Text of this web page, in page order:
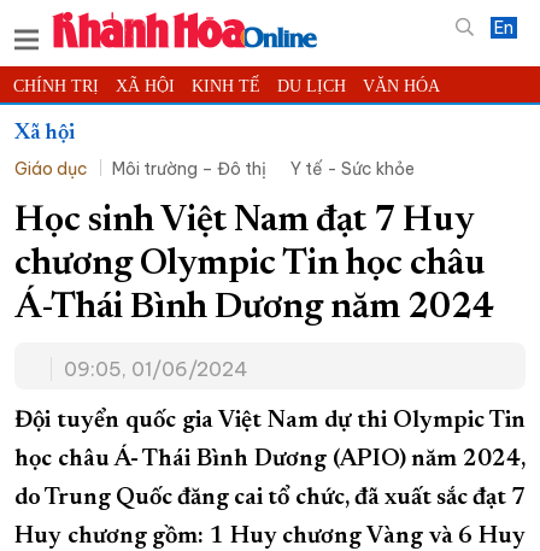
En
CHÍNH TRỊ XÃ HỘI KINH TẾ DU LỊCH VĂN HÓA
THỂ THAO
KHOA HỌC - CÔNG NGHỆ PHÁP LUẬT BẠN ĐỌC
THẾ GIỚI MULTIMEDIA VIDEO ĐỌC BÁO ONLINE
PODCAST THÔNG TIN - QUẢNG CÁO
QUY HOẠCH TỈNH KHÁNH HÒA
CHUNG TAY CẢI CÁCH HÀNH CHÍNH
XÂY DỰNG NÔNG THÔN MỚI LỊCH CẮT ĐIỆN
TÀU - XE - MÁY BAY
KỶ NIỆM 370 NĂM XÂY DỰNG VÀ PHÁT TRIỂN TỈNH KHÁNH HÒA
KHOẢNH KHẮC ĐẸP XỨ TRẦM
Xã hội
Giáo dục
Môi trường – Đô thị Y tế - Sức khỏe
Học sinh Việt Nam đạt 7 Huy
chương Olympic Tin học châu
Á-Thái Bình Dương năm 2024
09:05, 01/06/2024
Đội tuyển quốc gia Việt Nam dự thi Olympic Tin
học châu Á- Thái Bình Dương (APIO) năm 2024,
do Trung Quốc đăng cai tổ chức, đã xuất sắc đạt 7
Huy chương gồm: 1 Huy chương Vàng và 6 Huy